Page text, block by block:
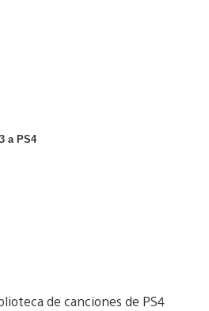
a PS4
de canciones de PS4